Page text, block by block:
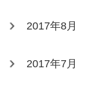
2017年8月
2017年7月